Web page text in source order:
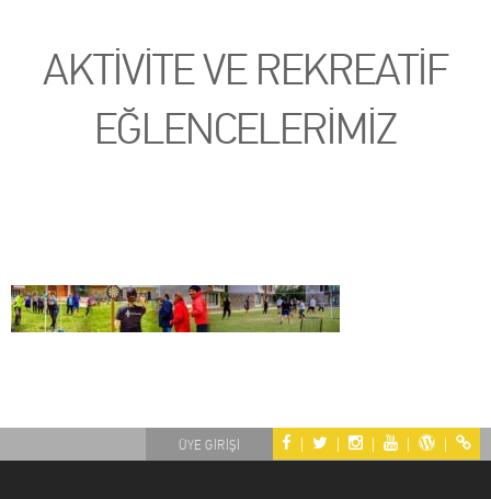
AKTİVİTE VE REKREATİF
EĞLENCELERİMİZ
| | | | |
ÜYE GİRİŞİ